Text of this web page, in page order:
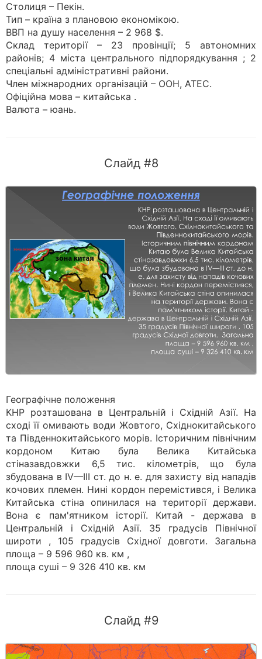
Столиця – Пекін.
Тип – країна з плановою економікою.
ВВП на душу населення – 2 968 $.
Склад території – 23 провінції; 5 автономних
районів; 4 міста центрального підпорядкування ; 2
спеціальні адміністративні райони.
Член міжнародних організацій – ООН, АТЕС.
Офіційна мова – китайська .
Валюта – юань.
Слайд #8
Географічне положення
КНР розташована в Центральній і Східній Азії. На
сході її омивають води Жовтого, Східнокитайського
та Південнокитайського морів. Історичним північним
кордоном Китаю була Велика Китайська
стіназавдовжки 6,5 тис. кілометрів, що була
збудована в IV—III ст. до н. е. для захисту від нападів
кочових племен. Нині кордон перемістився, і Велика
Китайська стіна опинилася на території держави.
Вона є пам'ятником історії. Китай - держава в
Центральній і Східній Азії. 35 градусів Північної
широти , 105 градусів Східної довготи. Загальна
площа – 9 596 960 кв. км ,
площа суші – 9 326 410 кв. км
Слайд #9